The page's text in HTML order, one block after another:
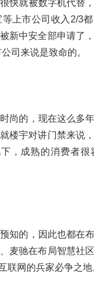
就被数字机代替
上市公司收入2/3
新中安全部申请了
司来说是致命的。
的，现在这么多
楼宇对讲门禁来说
，成熟的消费者
的，因此也都在
麦驰在布局智慧社
联网的兵家必争之地